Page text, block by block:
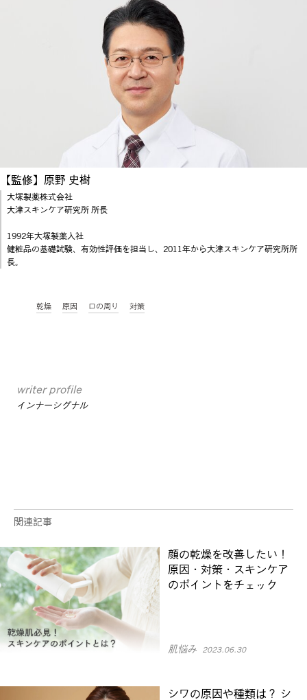
【監修】原野 史樹
大塚製薬株式会社
大津スキンケア研究所 所長
1992年大塚製薬入社
健粧品の基礎試験、有効性評価を担当し、2011年から大津スキンケア研究所所
長。
乾燥 原因 口の周り 対策
writer profile
インナーシグナル
関連記事
顔の乾燥を改善したい！
原因・対策・スキンケア
のポイントをチェック
肌悩み 2023.06.30
シワの原因や種類は？ シ